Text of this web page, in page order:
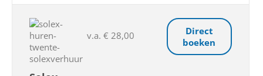
v.a. € 28,00
Direct
boeken